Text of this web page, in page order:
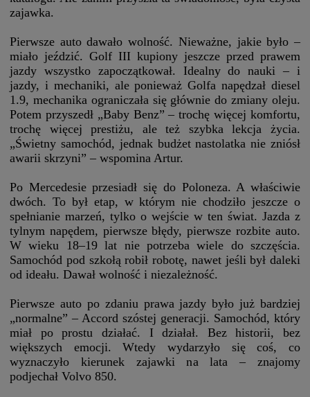
zajawka.
Pierwsze auto dawało wolność. Nieważne, jakie było –
miało jeździć. Golf III kupiony jeszcze przed prawem
jazdy wszystko zapoczątkował. Idealny do nauki – i
jazdy, i mechaniki, ale ponieważ Golfa napędzał diesel
1.9, mechanika ograniczała się głównie do zmiany oleju.
Potem przyszedł „Baby Benz” – trochę więcej komfortu,
trochę więcej prestiżu, ale też szybka lekcja życia.
„Świetny samochód, jednak budżet nastolatka nie zniósł
awarii skrzyni” – wspomina Artur.
Po Mercedesie przesiadł się do Poloneza. A właściwie
dwóch. To był etap, w którym nie chodziło jeszcze o
spełnianie marzeń, tylko o wejście w ten świat. Jazda z
tylnym napędem, pierwsze błędy, pierwsze rozbite auto.
W wieku 18–19 lat nie potrzeba wiele do szczęścia.
Samochód pod szkołą robił robotę, nawet jeśli był daleki
od ideału. Dawał wolność i niezależność.
Pierwsze auto po zdaniu prawa jazdy było już bardziej
„normalne” – Accord szóstej generacji. Samochód, który
miał po prostu działać. I działał. Bez historii, bez
większych emocji. Wtedy wydarzyło się coś, co
wyznaczyło kierunek zajawki na lata – znajomy
podjechał Volvo 850.